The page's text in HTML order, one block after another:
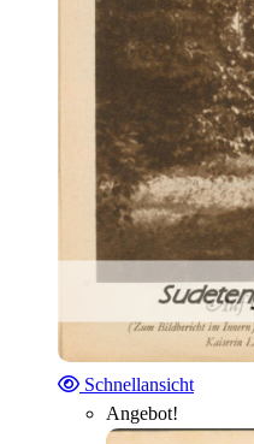
Schnellansicht
Angebot!